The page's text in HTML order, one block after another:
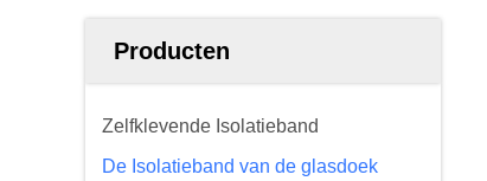
Producten
Zelfklevende Isolatieband
De Isolatieband van de glasdoek